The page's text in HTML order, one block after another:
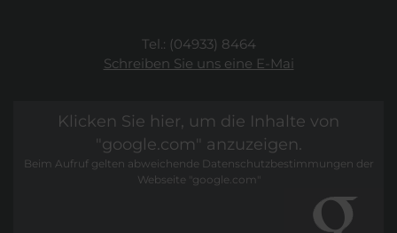
Tel.: (04933) 8464
Schreiben Sie uns eine E-Mai
Klicken Sie hier, um die Inhalte von
"google.com" anzuzeigen.
Beim Aufruf gelten abweichende Datenschutzbestimmungen der
Webseite "google.com"